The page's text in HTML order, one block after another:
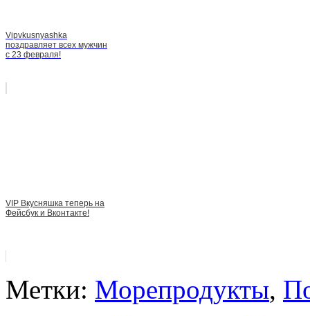
Vipvkusnyashka
поздравляет всех мужчин
с 23 февраля!
VIP Вкусняшка теперь на
Фейсбук и Вконтакте!
Метки: Морепродукты,